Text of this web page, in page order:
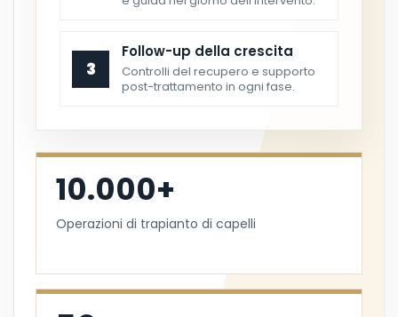
3
Follow-up della crescita
Controlli del recupero e supporto
post-trattamento in ogni fase.
10.000+
Operazioni di trapianto di capelli